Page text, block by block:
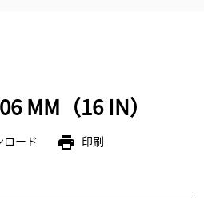
MM（16 IN）
ロード print 印刷